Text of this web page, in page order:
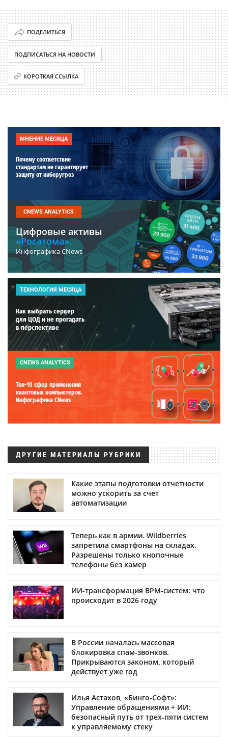
ПОДЕЛИТЬСЯ
ПОДПИСАТЬСЯ НА НОВОСТИ
КОРОТКАЯ ССЫЛКА
МНЕНИЕ МЕСЯЦА
Почему соответствие
стандартам не гарантирует
защиту от киберугроз
CNEWS ANALYTICS
Цифровые активы
«Росатома».
Инфографика CNews
ТЕХНОЛОГИЯ МЕСЯЦА
Как выбрать сервер
для ЦОД и не прогадать
в перспективе
CNEWS ANALYTICS
Топ-10 сфер применения
квантовых компьютеров.
Инфографика CNews
ДРУГИЕ МАТЕРИАЛЫ РУБРИКИ
Какие этапы подготовки отчетности
можно ускорить за счет
автоматизации
Теперь как в армии. Wildberries
запретила смартфоны на складах.
Разрешены только кнопочные
телефоны без камер
ИИ-трансформация BPM-систем: что
происходит в 2026 году
В России началась массовая
блокировка спам-звонков.
Прикрываются законом, который
действует уже год
Илья Астахов, «Бинго-Софт»:
Управление обращениями + ИИ:
безопасный путь от трех‑пяти систем
к управляемому стеку